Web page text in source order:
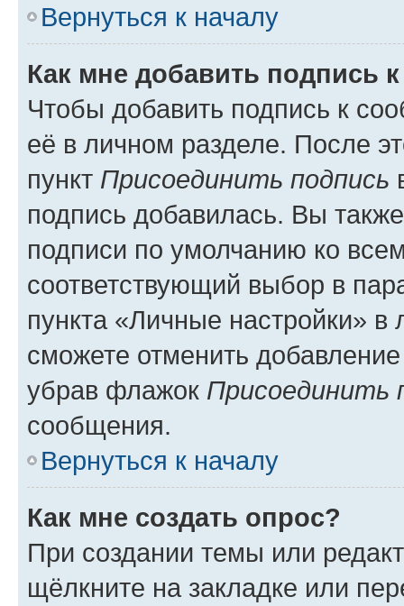
Вернуться к началу
Как мне добавить подпись
Чтобы добавить подпись к
её в личном разделе. После
пункт Присоединить подпись
подпись добавилась. Вы
подписи по умолчанию ко
соответствующий выбор в
пункта «Личные настройки»
сможете отменить
убрав флажок Присоединить
сообщения.
Вернуться к началу
Как мне создать опрос?
При создании темы или
щёлкните на закладке или